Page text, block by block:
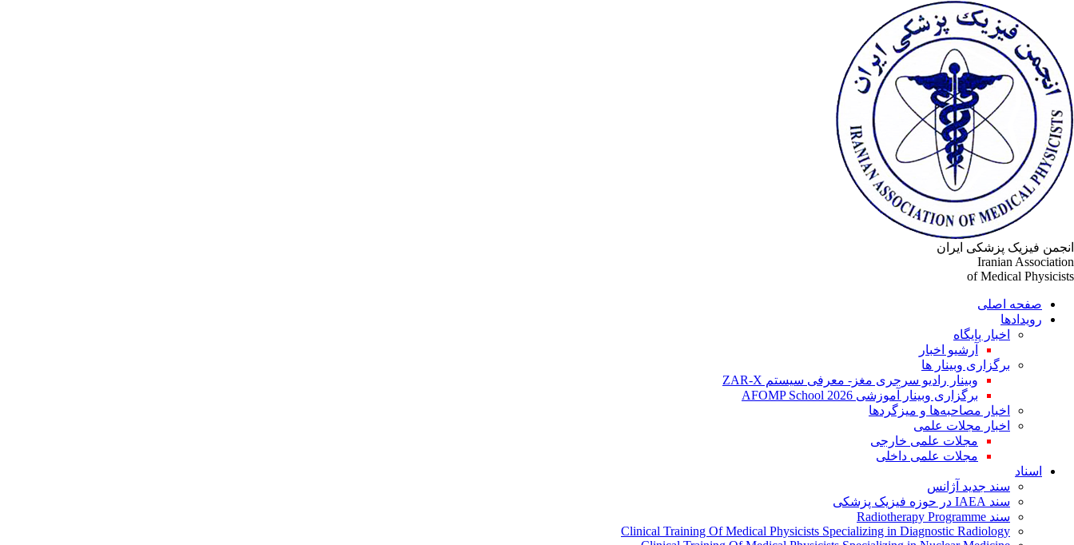
انجمن فیزیک پزشکی ایران
Iranian Association
of Medical Physicists
صفحه اصلی
رویدادها
اخبار پایگاه
آرشیو اخبار
برگزاری وبینار ها
وبینار رادیو سرجری مغز- معرفی سیستم ZAR-X
برگزاری وبینار آموزشی AFOMP School 2026
اخبار مصاحبه‌ها و میزگردها
اخبار مجلات علمی
مجلات علمی خارجی
مجلات علمی داخلی
اسناد
سند جدید آژانس
سند IAEA در حوزه فیزیک پزشکی
سند Radiotherapy Programme
Clinical Training Of Medical Physicists Specializing in Diagnostic Radiology